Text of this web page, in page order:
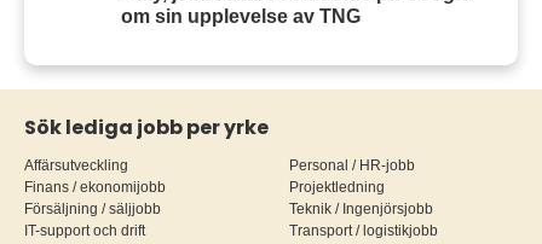
om sin upplevelse av TNG
Sök lediga jobb per yrke
Affärsutveckling
Finans / ekonomijobb
Försäljning / säljjobb
IT-support och drift
Personal / HR-jobb
Projektledning
Teknik / Ingenjörsjobb
Transport / logistikjobb